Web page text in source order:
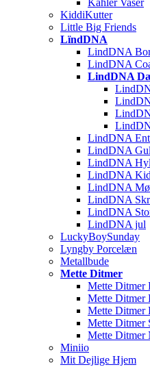
Kähler Vaser
KiddiKutter
Little Big Friends
LïndDNA
LindDNA
LindDNA
LindDNA
LindDNA
LindDNA
LindDNA
LindDNA
LindDNA
LindDNA
LindDNA
LindDNA jul
LuckyBoySunday
Lyngby Porcelæn
Metallbude
Mette Ditmer
Mette Ditmer
Mette Ditmer
Mette Ditmer
Mette Ditmer
Mette Ditmer
Miniio
Mit Dejlige Hjem